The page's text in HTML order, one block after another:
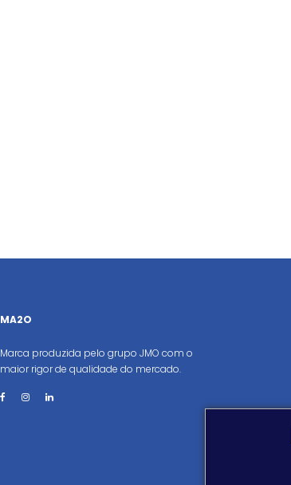
MA2O
Marca produzida pelo grupo JMO com o
maior rigor de qualidade do mercado.